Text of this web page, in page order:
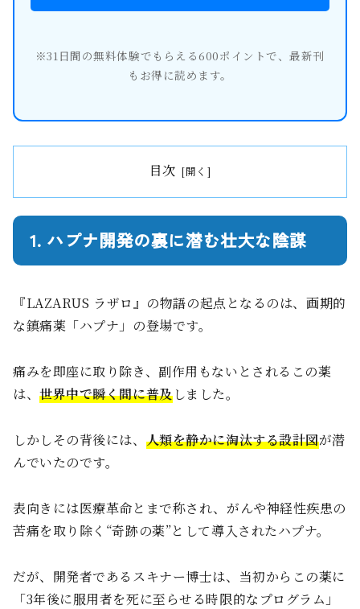
※31日間の無料体験でもらえる600ポイントで、最新刊
もお得に読めます。
目次
1. ハプナ開発の裏に潜む壮大な陰謀
『LAZARUS ラザロ』の物語の起点となるのは、画期的
な鎮痛薬「ハプナ」の登場です。
痛みを即座に取り除き、副作用もないとされるこの薬
は、世界中で瞬く間に普及しました。
しかしその背後には、 人類を静かに淘汰する設計図が潜
んでいたのです。
表向きには医療革命とまで称され、がんや神経性疾患の
苦痛を取り除く“奇跡の薬”として導入されたハプナ。
だが、開発者であるスキナー博士は、当初からこの薬に
「3年後に服用者を死に至らせる時限的なプログラム」